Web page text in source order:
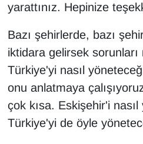
yarattınız. Hepinize
Bazı şehirlerde, bazı
iktidara gelirsek sorunları
Türkiye'yi nasıl
onu anlatmaya
çok kısa. Eskişehir'i
Türkiye'yi de öyle